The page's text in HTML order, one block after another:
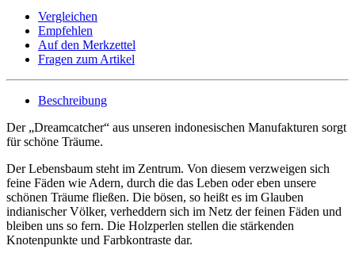
Vergleichen
Empfehlen
Auf den Merkzettel
Fragen zum Artikel
Beschreibung
Der „Dreamcatcher“ aus unseren indonesischen Manufakturen sorgt
für schöne Träume.
Der Lebensbaum steht im Zentrum. Von diesem verzweigen sich
feine Fäden wie Adern, durch die das Leben oder eben unsere
schönen Träume fließen. Die bösen, so heißt es im Glauben
indianischer Völker, verheddern sich im Netz der feinen Fäden und
bleiben uns so fern. Die Holzperlen stellen die stärkenden
Knotenpunkte und Farbkontraste dar.